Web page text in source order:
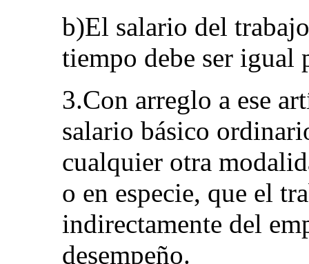
b)El salario del
tiempo debe ser igual
3.Con arreglo a ese
salario básico
cualquier otra
o en especie, que el
indirectamente del
desempeño.